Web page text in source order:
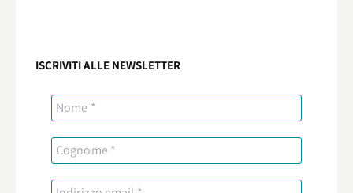
ISCRIVITI ALLE NEWSLETTER